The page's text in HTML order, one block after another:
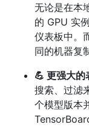
无论是在本
的 GPU 实
仪表板中。
同的机器复
💪 更强大的
搜索、过滤
个模型版本